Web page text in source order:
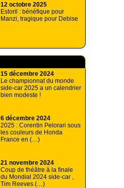
12 octobre 2025
Estoril : bénéfique pour
Manzi, tragique pour Debise
15 décembre 2024
Le championnat du monde
side-car 2025 a un calendrier
bien modeste !
6 décembre 2024
2025 : Corentin Pelorari sous
les couleurs de Honda
France en (…)
21 novembre 2024
Coup de théâtre à la finale
du Mondial 2024 side-car ,
Tim Reeves (…)